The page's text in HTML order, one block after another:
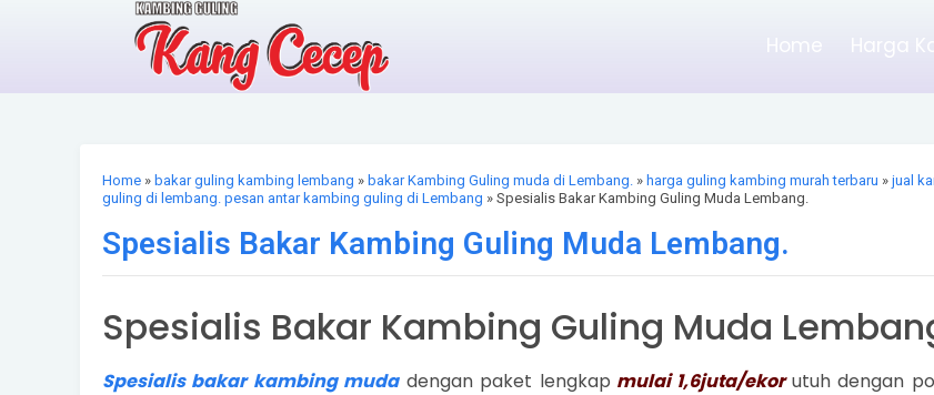
Home Harga
Home » bakar guling kambing lembang » bakar Kambing Guling muda di Lembang. » harga guling kambing murah terbaru » jual
guling di lembang. pesan antar kambing guling di Lembang » Spesialis Bakar Kambing Guling Muda Lembang.
Spesialis Bakar Kambing Guling Muda Lembang.
Spesialis Bakar Kambing Guling Muda
Spesialis bakar kambing mudadengan paket lengkap mulai 1,6juta/ekorutuh dengan